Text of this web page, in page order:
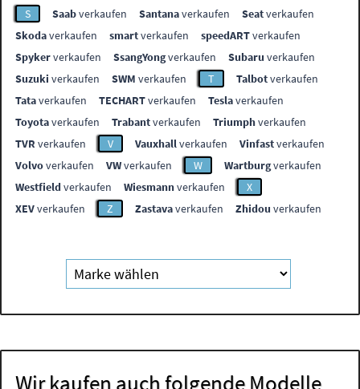
S
Saabverkaufen Santanaverkaufen Seatverkaufen
Skodaverkaufen smartverkaufen speedARTverkaufen
Spykerverkaufen SsangYongverkaufen Subaru verkaufen
Suzuki verkaufen SWM verkaufen T Talbotverkaufen
Tataverkaufen TECHARTverkaufen Teslaverkaufen
Toyotaverkaufen Trabantverkaufen Triumphverkaufen
TVR verkaufen V Vauxhallverkaufen Vinfastverkaufen
Volvoverkaufen VWverkaufen W Wartburgverkaufen
Westfieldverkaufen Wiesmannverkaufen
X
XEVverkaufen Z Zastavaverkaufen Zhidou verkaufen
Wir kaufen auch folgende Modelle